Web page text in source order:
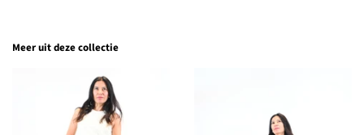
Meer uit deze collectie